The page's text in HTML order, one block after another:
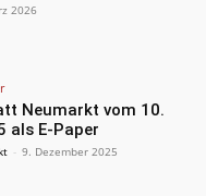
2026
Neumarkt vom 10.
als E-Paper
- 9. Dezember 2025